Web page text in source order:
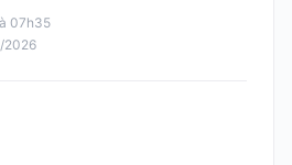
07h35
2026